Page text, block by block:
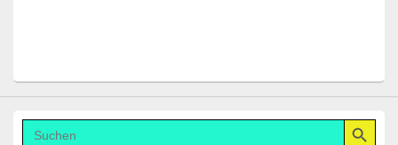
Search
for:
Search Button